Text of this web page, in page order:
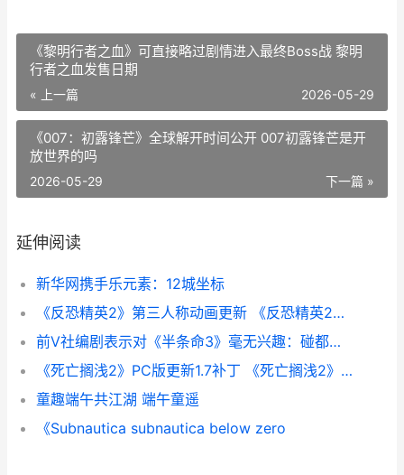
《黎明行者之血》可直接略过剧情进入最终Boss战 黎明
行者之血发售日期
« 上一篇 2026-05-29
《007：初露锋芒》全球解开时间公开 007初露锋芒是开
放世界的吗
下一篇 »
2026-05-29
延伸阅读
新华网携手乐元素：12城坐标
《反恐精英2》第三人称动画更新 《反恐精英2》直接安装游戏
前V社编剧表示对《半条命3》毫无兴趣：碰都不想碰
《死亡搁浅2》PC版更新1.7补丁 《死亡搁浅2》PC修改器
童趣端午共江湖 端午童遥
《Subnautica subnautica below zero